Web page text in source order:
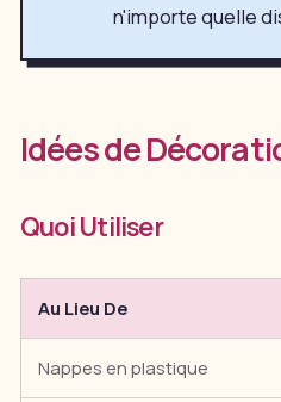
n'importe quelle
Idées de
Quoi Utiliser
Au Lieu De
Nappes en plastique